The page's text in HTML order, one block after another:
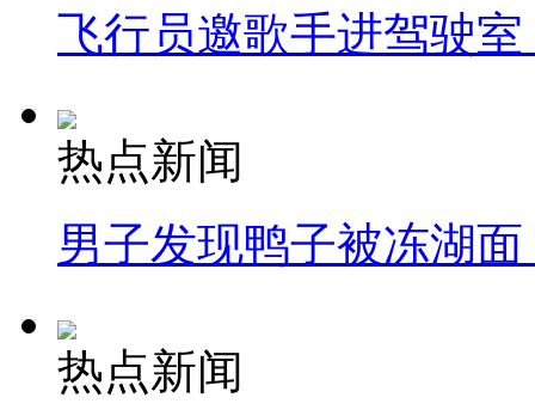
飞行员邀歌手进驾驶
热点新闻
男子发现鸭子被冻湖
热点新闻